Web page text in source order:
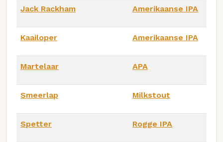
Jack Rackham Amerikaanse IPA
Kaailoper Amerikaanse IPA
Martelaar APA
Smeerlap Milkstout
Spetter Rogge IPA